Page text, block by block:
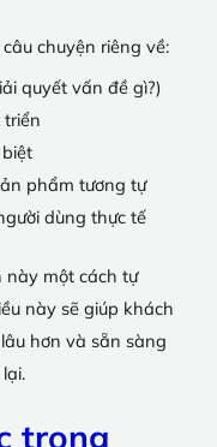
chuyện riêng về:
quyết vấn đề gì?)
phẩm tương tự
dùng thực tế
này một cách tự
này sẽ giúp khách
hơn và sẵn sàng
trong